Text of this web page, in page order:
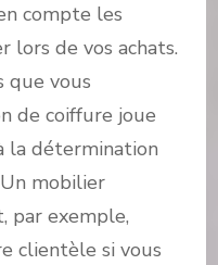
compte les
lors de vos achats.
que vous
de coiffure joue
la détermination
mobilier
par exemple,
clientèle si vous